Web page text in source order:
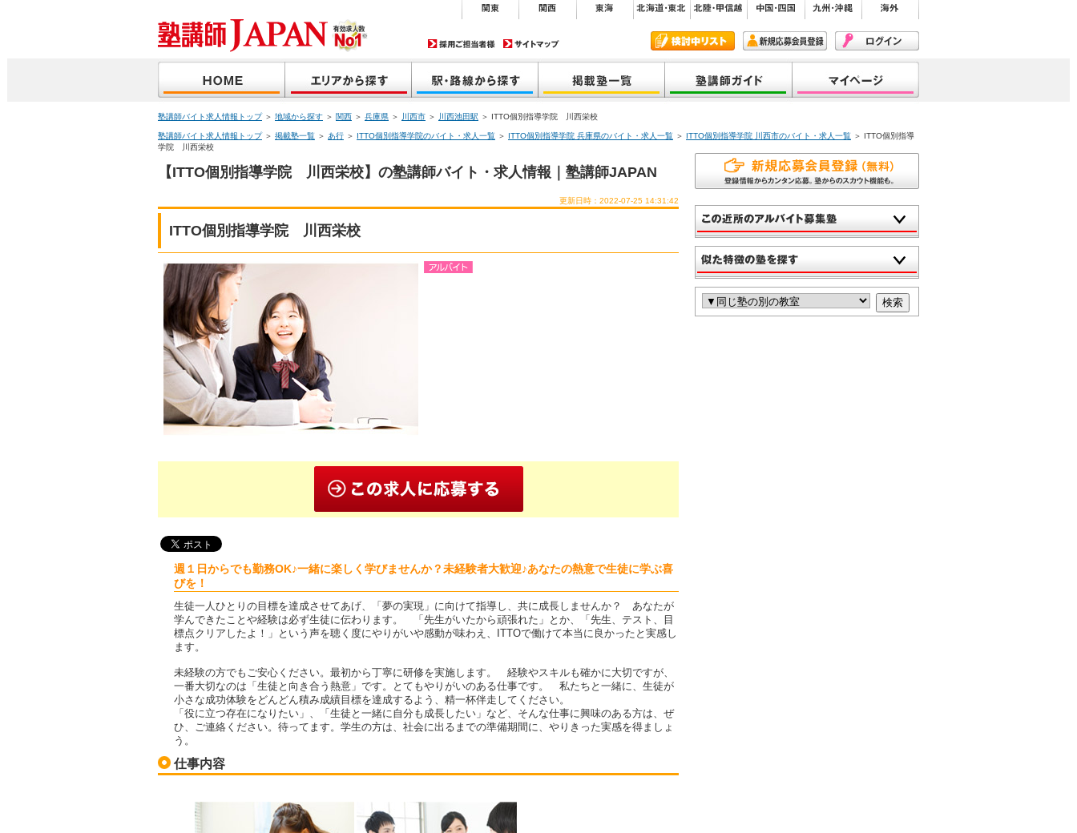
塾講師バイト求人情報トップ＞ 地域から探す ＞ 関西 ＞ 兵庫県 ＞ 川西市 ＞ 川西池田駅 ＞ ITTO個別指導学院 川西栄校
塾講師バイト求人情報トップ＞ 掲載塾一覧 ＞ あ行 ＞ ITTO個別指導学院のバイト・求人一覧 ＞ ITTO個別指導学院 兵庫県のバイト・求人一覧 ＞ ITTO個別指導学院 川西市のバイト・求人一覧 ＞ ITTO個別指導
学院 川西栄校
【ITTO個別指導学院 川西栄校】の塾講師バイト・求人情報｜塾講師JAPAN
更新日時：2022-07-25 14:31:42
ITTO個別指導学院 川西栄校
週１日からでも勤務OK♪一緒に楽しく学びませんか？未経験者大歓迎♪あなたの熱意で生徒に学ぶ喜
びを！
生徒一人ひとりの目標を達成させてあげ、「夢の実現」に向けて指導し、共に成長しませんか？ あなたが
学んできたことや経験は必ず生徒に伝わります。 「先生がいたから頑張れた」とか、「先生、テスト、目
標点クリアしたよ！」という声を聴く度にやりがいや感動が味わえ、ITTOで働けて本当に良かったと実感し
ます。
未経験の方でもご安心ください。最初から丁寧に研修を実施します。 経験やスキルも確かに大切ですが、
一番大切なのは「生徒と向き合う熱意」です。とてもやりがいのある仕事です。 私たちと一緒に、生徒が
小さな成功体験をどんどん積み成績目標を達成するよう、精一杯伴走してください。
「役に立つ存在になりたい」、「生徒と一緒に自分も成長したい」など、そんな仕事に興味のある方は、ぜ
ひ、ご連絡ください。待ってます。学生の方は、社会に出るまでの準備期間に、やりきった実感を得ましょ
う。
仕事内容